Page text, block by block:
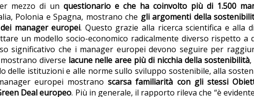
mezzo di un questionario e che ha coinvolto più di 1.500
Polonia e Spagna, mostrano che gli argomenti della
manager europei. Questo grazie alla ricerca scientifica e alla
un modello socio-economico radicalmente diverso rispetto a
significativo che i manager europei devono seguire per
diverse lacune nelle aree più di nicchia della sostenibilità,
delle istituzioni e alle norme sullo sviluppo sostenibile, alla
europei mostranoscarsa familiarità con gli stessi
Deal europeo. Più in generale, il rapporto rileva che “è